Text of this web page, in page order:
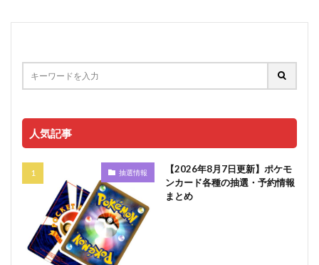
人気記事
抽選情報
【2026年8月7日更新】ポケモ
ンカード各種の抽選・予約情報
まとめ